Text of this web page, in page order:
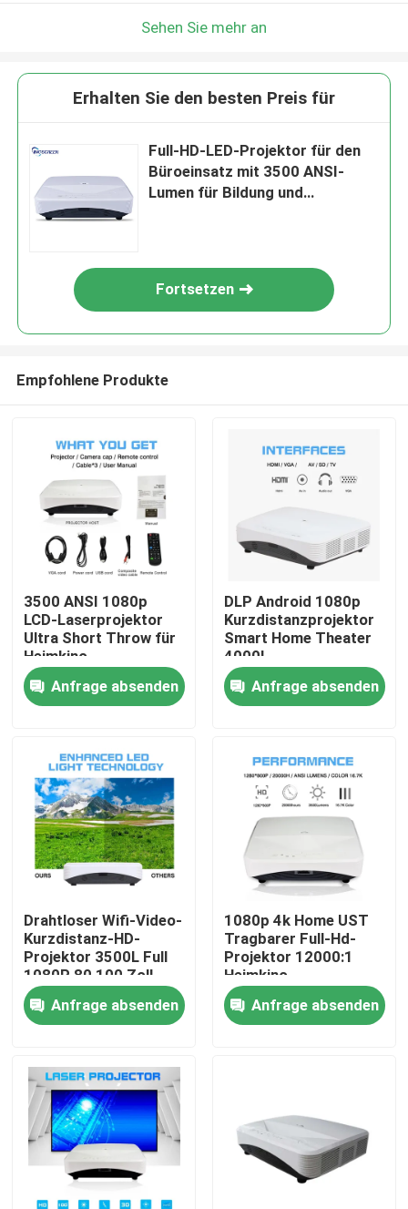
Startseite
Videos
Über uns
Fabrik Tour
Qualitätskontrolle
Kontakt
Referenzen
Kapazitives interaktives Whiteboard
Alle in einem wechselwirkenden Whiteboard
Sehen Sie mehr an
Erhalten Sie den besten Preis für
Full-HD-LED-Projektor für den
Büroeinsatz mit 3500 ANSI-
Lumen für Bildung und
Fortsetzen
Empfohlene Produkte
3500 ANSI 1080p
LCD-Laserprojektor
Ultra Short Throw für
Heimkino
Anfrage absenden
DLP Android 1080p
Kurzdistanzprojektor
Smart Home Theater
4000L
Anfrage absenden
Drahtloser Wifi-Video-
Kurzdistanz-HD-
Projektor 3500L Full
1080P 80 100 Zoll
Anfrage absenden
1080p 4k Home UST
Tragbarer Full-Hd-
Projektor 12000:1
Heimkino
Anfrage absenden